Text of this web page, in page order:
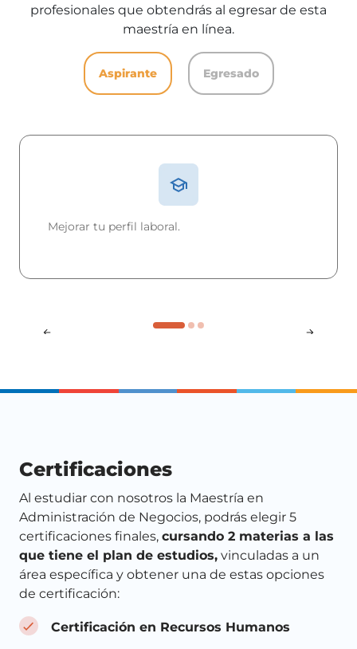
profesionales que obtendrás al egresar de esta
maestría en línea.
Aspirante Egresado
Mejorar tu perfil laboral.
Certificaciones
Al estudiar con nosotros la Maestría en
Administración de Negocios, podrás elegir 5
certificaciones finales, cursando 2 materias a las
que tiene el plan de estudios, vinculadas a un
área específica y obtener una de estas opciones
de certificación:
Certificación en Recursos Humanos